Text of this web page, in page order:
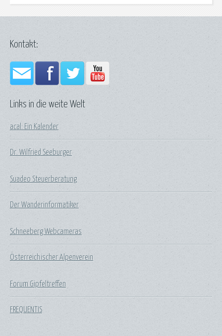
Links in die weite Welt
acal: Ein Kalender
Dr. Wilfried Seeburger
Suadeo Steuerberatung
Der Wanderinformatiker
Schneeberg Webcameras
Österreichischer Alpenverein
Forum Gipfeltreffen
FREQUENTIS
Kontakt: